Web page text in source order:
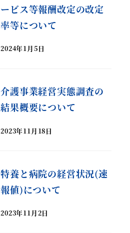
ービス等報酬改定の改定
率等について
2024年1月5日
介護事業経営実態調査の
結果概要について
2023年11月18日
特養と病院の経営状況(速
報値)について
2023年11月2日